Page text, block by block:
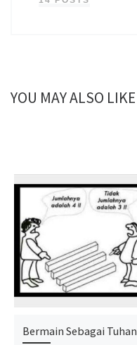
YOU MAY ALSO LIKE
Bermain Sebagai Tuhan